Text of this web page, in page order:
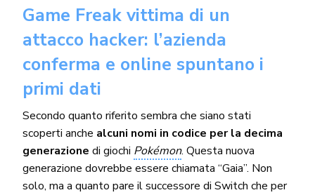
Game Freak vittima di un
attacco hacker: l’azienda
conferma e online spuntano i
primi dati
Secondo quanto riferito sembra che siano stati
scoperti anche alcuni nomi in codice per la decima
generazione di giochi Pokémon. Questa nuova
generazione dovrebbe essere chiamata “Gaia”. Non
solo, ma a quanto pare il successore di Switch che per